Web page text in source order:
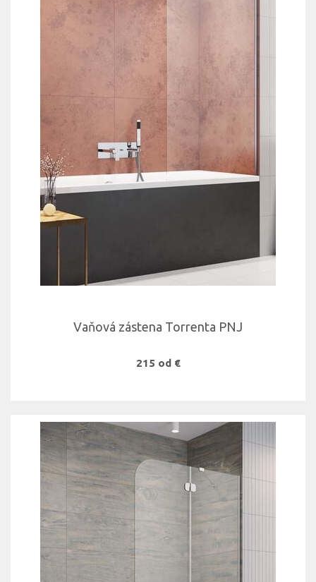
Vaňová zástena Torrenta PNJ
215 od €